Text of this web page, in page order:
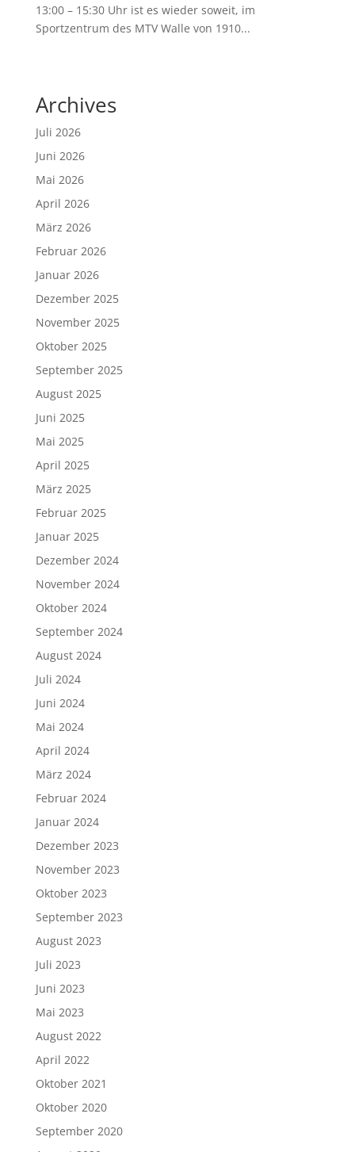
13:00 – 15:30 Uhr ist es wieder soweit, im
Sportzentrum des MTV Walle von 1910...
Archives
Juli 2026
Juni 2026
Mai 2026
April 2026
März 2026
Februar 2026
Januar 2026
Dezember 2025
November 2025
Oktober 2025
September 2025
August 2025
Juni 2025
Mai 2025
April 2025
März 2025
Februar 2025
Januar 2025
Dezember 2024
November 2024
Oktober 2024
September 2024
August 2024
Juli 2024
Juni 2024
Mai 2024
April 2024
März 2024
Februar 2024
Januar 2024
Dezember 2023
November 2023
Oktober 2023
September 2023
August 2023
Juli 2023
Juni 2023
Mai 2023
August 2022
April 2022
Oktober 2021
Oktober 2020
September 2020